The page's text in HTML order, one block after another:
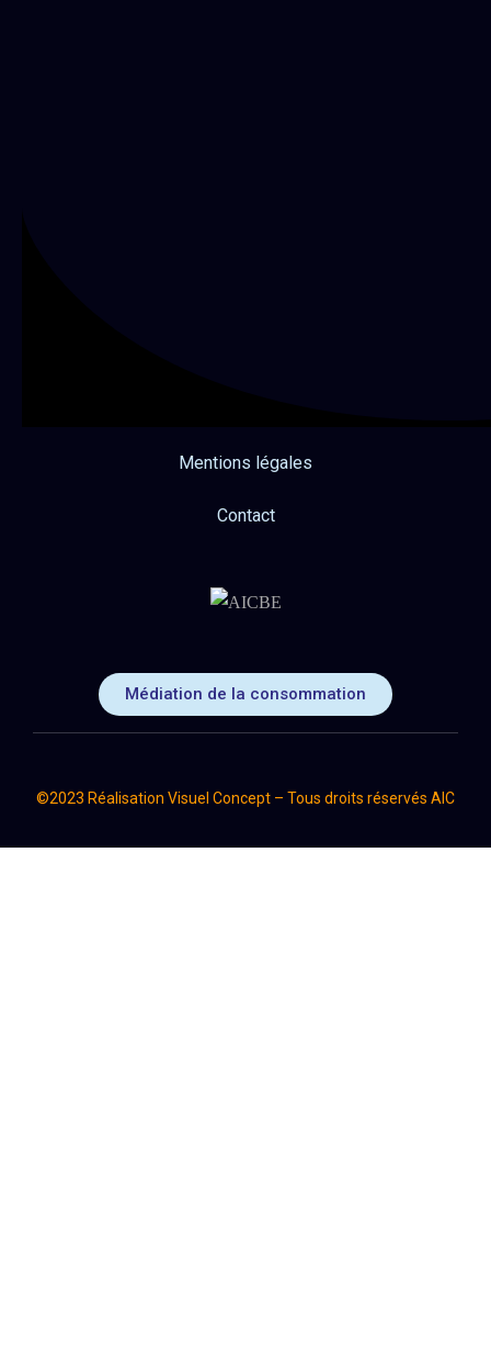
Mentions légales
Contact
Médiation de la consommation
©2023 Réalisation Visuel Concept – Tous droits réservés AIC